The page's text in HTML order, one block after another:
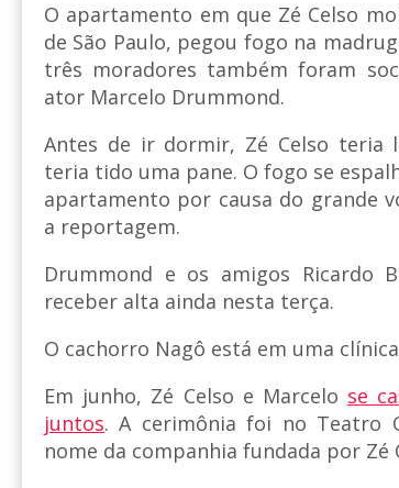
O apartamento em que Zé Celso
de São Paulo, pegou fogo na
três moradores também foram
ator Marcelo Drummond.
Antes de ir dormir, Zé Celso teria
teria tido uma pane. O fogo se
apartamento por causa do grande
a reportagem.
Drummond e os amigos Ricardo
receber alta ainda nesta terça.
O cachorro Nagô está em uma
Em junho, Zé Celso e Marcelo se
juntos. A cerimônia foi no Teatro
nome da companhia fundada por Zé